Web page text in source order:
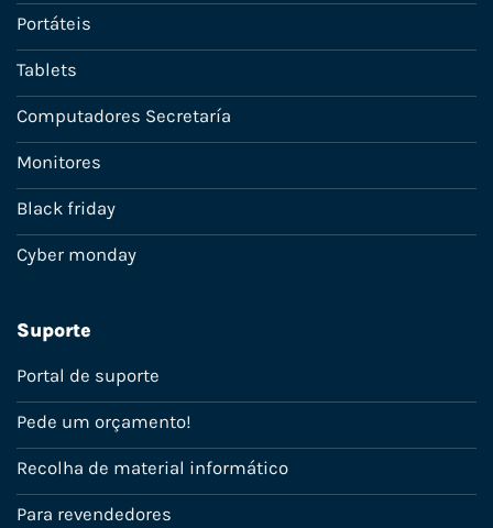
Portáteis
Tablets
Computadores Secretaría
Monitores
Black friday
Cyber monday
Suporte
Portal de suporte
Pede um orçamento!
Recolha de material informático
Para revendedores